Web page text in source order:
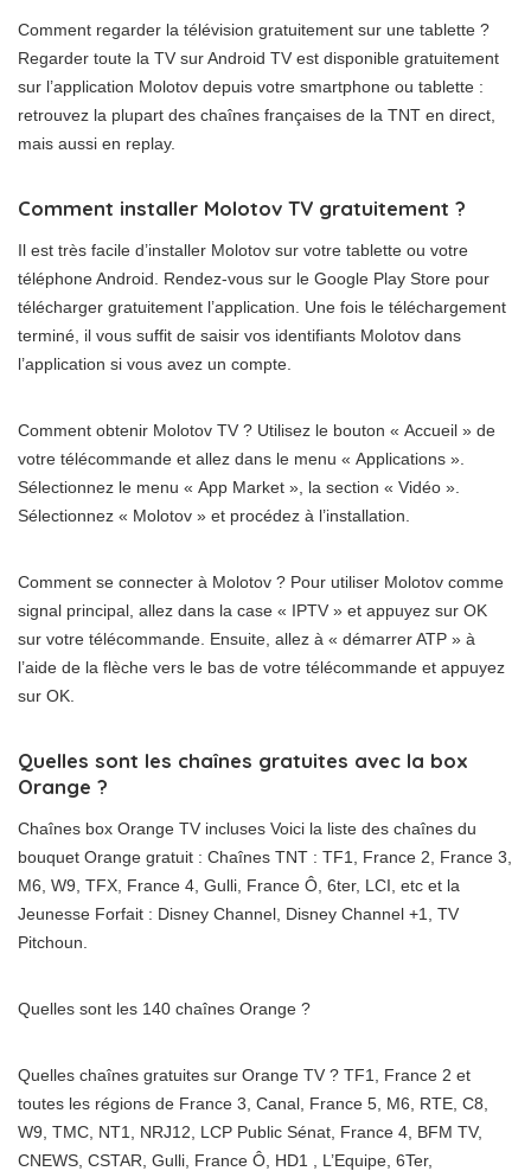
Comment regarder la télévision gratuitement sur une tablette ?
Regarder toute la TV sur Android TV est disponible gratuitement
sur l’application Molotov depuis votre smartphone ou tablette :
retrouvez la plupart des chaînes françaises de la TNT en direct,
mais aussi en replay.
Comment installer Molotov TV gratuitement ?
Il est très facile d’installer Molotov sur votre tablette ou votre
téléphone Android. Rendez-vous sur le Google Play Store pour
télécharger gratuitement l’application. Une fois le téléchargement
terminé, il vous suffit de saisir vos identifiants Molotov dans
l’application si vous avez un compte.
Comment obtenir Molotov TV ? Utilisez le bouton « Accueil » de
votre télécommande et allez dans le menu « Applications ».
Sélectionnez le menu « App Market », la section « Vidéo ».
Sélectionnez « Molotov » et procédez à l’installation.
Comment se connecter à Molotov ? Pour utiliser Molotov comme
signal principal, allez dans la case « IPTV » et appuyez sur OK
sur votre télécommande. Ensuite, allez à « démarrer ATP » à
l’aide de la flèche vers le bas de votre télécommande et appuyez
sur OK.
Quelles sont les chaînes gratuites avec la box
Orange ?
Chaînes box Orange TV incluses Voici la liste des chaînes du
bouquet Orange gratuit : Chaînes TNT : TF1, France 2, France 3,
M6, W9, TFX, France 4, Gulli, France Ô, 6ter, LCI, etc et la
Jeunesse Forfait : Disney Channel, Disney Channel +1, TV
Pitchoun.
Quelles sont les 140 chaînes Orange ?
Quelles chaînes gratuites sur Orange TV ? TF1, France 2 et
toutes les régions de France 3, Canal, France 5, M6, RTE, C8,
W9, TMC, NT1, NRJ12, LCP Public Sénat, France 4, BFM TV,
CNEWS, CSTAR, Gulli, France Ô, HD1 , L’Equipe, 6Ter,